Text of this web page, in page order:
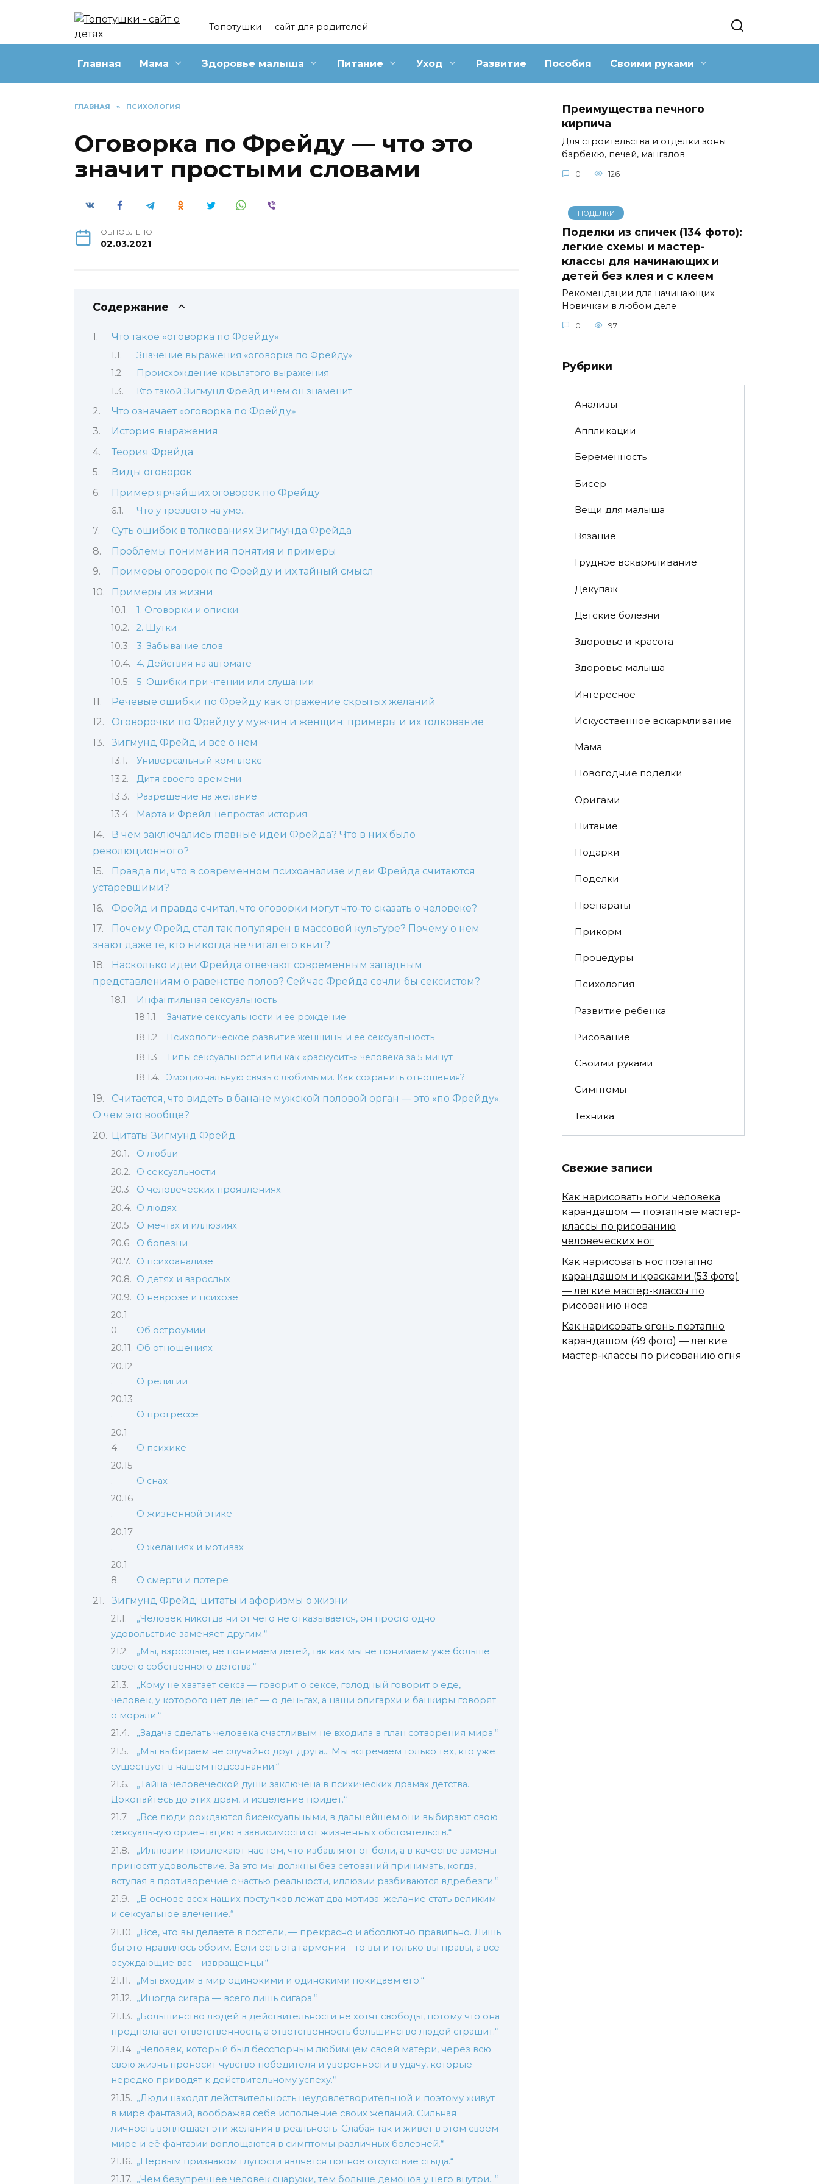
Топотушки — сайт для родителей
Главная Мама Здоровье малыша Питание Уход Развитие Пособия Своими руками
ГЛАВНАЯ » ПСИХОЛОГИЯ
Оговорка по Фрейду — что это
значит простыми словами
ОБНОВЛЕНО
02.03.2021
Содержание
Что такое «оговорка по Фрейду»
Значение выражения «оговорка по Фрейду»
Происхождение крылатого выражения
Кто такой Зигмунд Фрейд и чем он знаменит
Что означает «оговорка по Фрейду»
История выражения
Теория Фрейда
Виды оговорок
Пример ярчайших оговорок по Фрейду
Что у трезвого на уме…
Суть ошибок в толкованиях Зигмунда Фрейда
Проблемы понимания понятия и примеры
Примеры оговорок по Фрейду и их тайный смысл
Примеры из жизни
1. Оговорки и описки
2. Шутки
3. Забывание слов
4. Действия на автомате
5. Ошибки при чтении или слушании
Речевые ошибки по Фрейду как отражение скрытых желаний
Оговорочки по Фрейду у мужчин и женщин: примеры и их толкование
Зигмунд Фрейд и все о нем
Универсальный комплекс
Дитя своего времени
Разрешение на желание
Марта и Фрейд: непростая история
В чем заключались главные идеи Фрейда? Что в них было
революционного?
Правда ли, что в современном психоанализе идеи Фрейда считаются
устаревшими?
Фрейд и правда считал, что оговорки могут что-то сказать о человеке?
Почему Фрейд стал так популярен в массовой культуре? Почему о нем
знают даже те, кто никогда не читал его книг?
Насколько идеи Фрейда отвечают современным западным
представлениям о равенстве полов? Сейчас Фрейда сочли бы сексистом?
Инфантильная сексуальность
Зачатие сексуальности и ее рождение
Психологическое развитие женщины и ее сексуальность
Типы сексуальности или как «раскусить» человека за 5 минут
Эмоциональную связь с любимыми. Как сохранить отношения?
Считается, что видеть в банане мужской половой орган — это «по Фрейду».
О чем это вообще?
Цитаты Зигмунд Фрейд
О любви
О сексуальности
О человеческих проявлениях
О людях
О мечтах и иллюзиях
О болезни
О психоанализе
О детях и взрослых
О неврозе и психозе
Об остроумии
Об отношениях
О религии
О прогрессе
О психике
О снах
О жизненной этике
О желаниях и мотивах
О смерти и потере
Зигмунд Фрейд: цитаты и афоризмы о жизни
„Человек никогда ни от чего не отказывается, он просто одно
удовольствие заменяет другим.“
„Мы, взрослые, не понимаем детей, так как мы не понимаем уже больше
своего собственного детства.“
„Кому не хватает секса — говорит о сексе, голодный говорит о еде,
человек, у которого нет денег — о деньгах, а наши олигархи и банкиры говорят
о морали.“
„Задача сделать человека счастливым не входила в план сотворения мира.“
„Мы выбираем не случайно друг друга… Мы встречаем только тех, кто уже
существует в нашем подсознании.“
„Тайна человеческой души заключена в психических драмах детства.
Докопайтесь до этих драм, и исцеление придет.“
„Все люди рождаются бисексуальными, в дальнейшем они выбирают свою
сексуальную ориентацию в зависимости от жизненных обстоятельств.“
„Иллюзии привлекают нас тем, что избавляют от боли, а в качестве замены
приносят удовольствие. За это мы должны без сетований принимать, когда,
вступая в противоречие с частью реальности, иллюзии разбиваются вдребезги.“
„В основе всех наших поступков лежат два мотива: желание стать великим
и сексуальное влечение.“
„Всё, что вы делаете в постели, — прекрасно и абсолютно правильно. Лишь
бы это нравилось обоим. Если есть эта гармония – то вы и только вы правы, а все
осуждающие вас – извращенцы.“
„Мы входим в мир одинокими и одинокими покидаем его.“
„Иногда сигара — всего лишь сигара.“
„Большинство людей в действительности не хотят свободы, потому что она
предполагает ответственность, а ответственность большинство людей страшит.“
„Человек, который был бесспорным любимцем своей матери, через всю
свою жизнь проносит чувство победителя и уверенности в удачу, которые
нередко приводят к действительному успеху.“
„Люди находят действительность неудовлетворительной и поэтому живут
в мире фантазий, воображая себе исполнение своих желаний. Сильная
личность воплощает эти желания в реальность. Слабая так и живёт в этом своём
мире и её фантазии воплощаются в симптомы различных болезней.“
„Первым признаком глупости является полное отсутствие стыда.“
„Чем безупречнее человек снаружи, тем больше демонов у него внутри…“
Преимущества печного
кирпича
Для строительства и отделки зоны
барбекю, печей, мангалов
0 126
ПОДЕЛКИ
Поделки из спичек (134 фото):
легкие схемы и мастер-
классы для начинающих и
детей без клея и с клеем
Рекомендации для начинающих
Новичкам в любом деле
0 97
Рубрики
Анализы
Аппликации
Беременность
Бисер
Вещи для малыша
Вязание
Грудное вскармливание
Декупаж
Детские болезни
Здоровье и красота
Здоровье малыша
Интересное
Искусственное вскармливание
Мама
Новогодние поделки
Оригами
Питание
Подарки
Поделки
Препараты
Прикорм
Процедуры
Психология
Развитие ребенка
Рисование
Своими руками
Симптомы
Техника
Свежие записи
Как нарисовать ноги человека
карандашом — поэтапные мастер-
классы по рисованию
человеческих ног
Как нарисовать нос поэтапно
карандашом и красками (53 фото)
— легкие мастер-классы по
рисованию носа
Как нарисовать огонь поэтапно
карандашом (49 фото) — легкие
мастер-классы по рисованию огня